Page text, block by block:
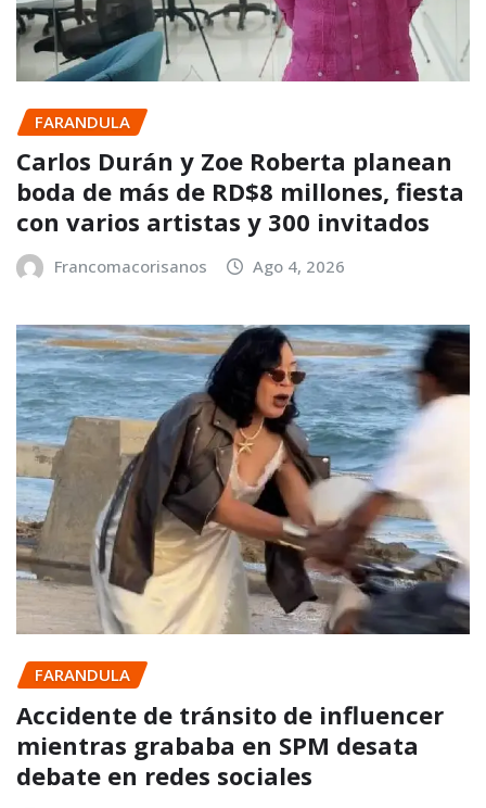
FARANDULA
Carlos Durán y Zoe Roberta planean
boda de más de RD$8 millones, fiesta
con varios artistas y 300 invitados
Francomacorisanos Ago 4, 2026
FARANDULA
Accidente de tránsito de influencer
mientras grababa en SPM desata
debate en redes sociales